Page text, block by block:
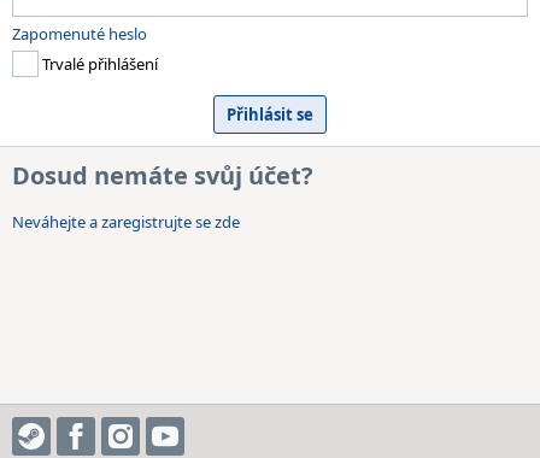
Zapomenuté heslo
Trvalé přihlášení
Dosud nemáte svůj účet?
Neváhejte a zaregistrujte se zde